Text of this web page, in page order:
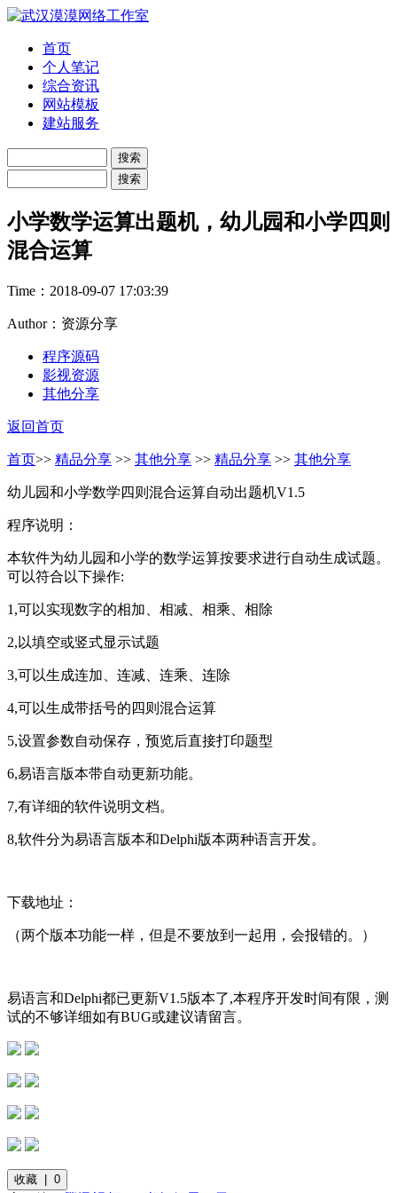
首页
个人笔记
综合资讯
网站模板
建站服务
小学数学运算出题机，幼儿园和小学四则
混合运算
Time： 2018-09-07 17:03:39
Author：资源分享
程序源码
影视资源
其他分享
返回首页
首页>> 精品分享 >> 其他分享 >> 精品分享 >> 其他分享
幼儿园和小学数学四则混合运算自动出题机V1.5
程序说明：
本软件为幼儿园和小学的数学运算按要求进行自动生成试题。
可以符合以下操作:
1,可以实现数字的相加、相减、相乘、相除
2,以填空或竖式显示试题
3,可以生成连加、连减、连乘、连除
4,可以生成带括号的四则混合运算
5,设置参数自动保存，预览后直接打印题型
6,易语言版本带自动更新功能。
7,有详细的软件说明文档。
8,软件分为易语言版本和Delphi版本两种语言开发。
下载地址：
（两个版本功能一样，但是不要放到一起用，会报错的。）
易语言和Delphi都已更新V1.5版本了,本程序开发时间有限，测
试的不够详细如有BUG或建议请留言。
收藏 | 0